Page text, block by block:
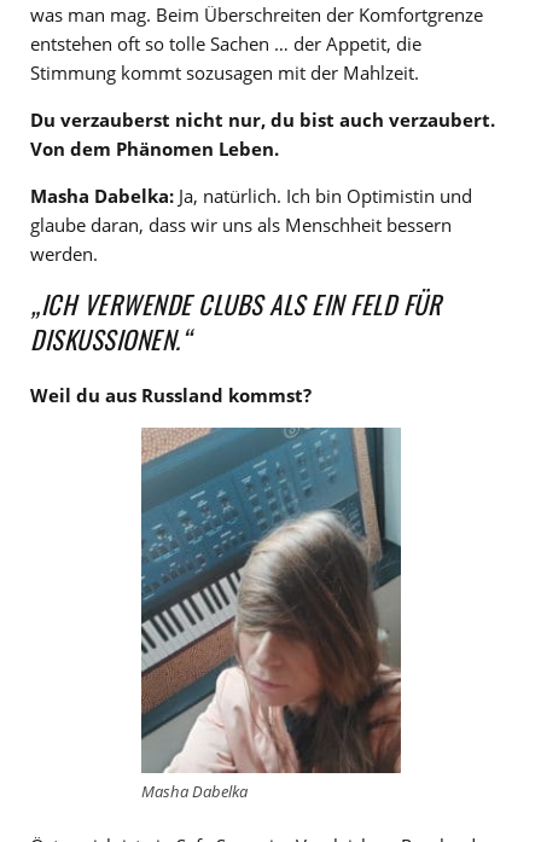
was man mag. Beim Überschreiten der Komfortgrenze
entstehen oft so tolle Sachen … der Appetit, die
Stimmung kommt sozusagen mit der Mahlzeit.
Du verzauberst nicht nur, du bist auch verzaubert.
Von dem Phänomen Leben.
Masha Dabelka: Ja, natürlich. Ich bin Optimistin und
glaube daran, dass wir uns als Menschheit bessern
werden.
„ICH VERWENDE CLUBS ALS EIN FELD FÜR
DISKUSSIONEN.“
Weil du aus Russland kommst?
Masha Dabelka